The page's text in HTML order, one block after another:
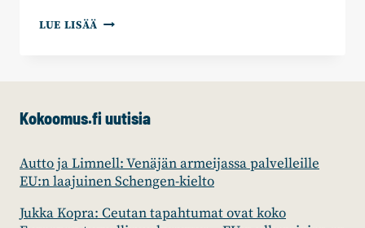
LUE LISÄÄ RITVA
OLETKO
Kokoomus.fi uutisia
Autto ja Limnell: Venäjän armeijassa palvelleille
EU:n laajuinen Schengen-kielto
Jukka Kopra: Ceutan tapahtumat ovat koko